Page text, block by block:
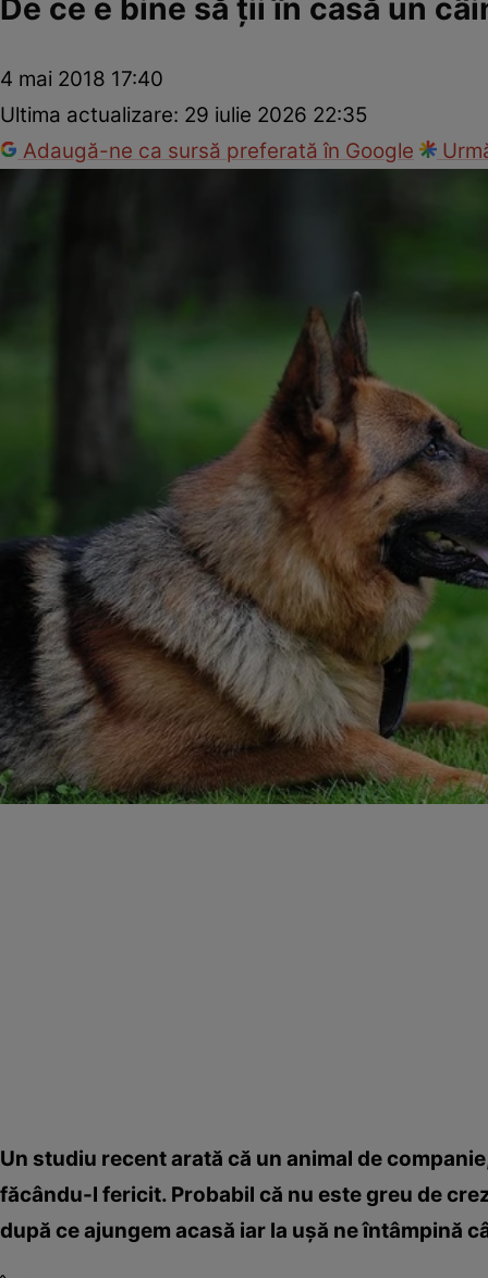
De ce e bine să ţii în casă un
4 mai 2018 17:40
Ultima actualizare: 29 iulie 2026 22:35
Adaugă-ne ca sursă preferată în Google
Un studiu recent arată că un animal de
făcându-l fericit. Probabil că nu este greu de
după ce ajungem acasă iar la uşă ne întâmpină